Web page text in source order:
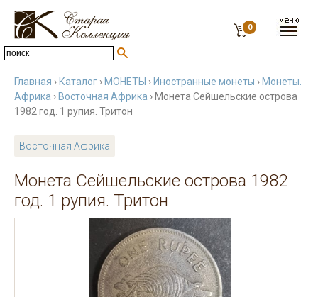
0
Главная › Каталог › МОНЕТЫ › Иностранные монеты › Монеты.
Африка › Восточная Африка › Монета Сейшельские острова
1982 год. 1 рупия. Тритон
Восточная Африка
Монета Сейшельские острова 1982
год. 1 рупия. Тритон